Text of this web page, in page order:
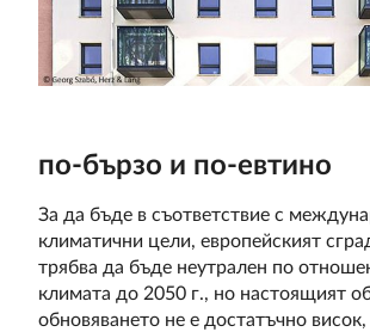
по-бързо и по-евтино
За да бъде в съответствие с
климатични цели, европейският
трябва да бъде неутрален по
климата до 2050 г., но настоящият
обновяването не е достатъчно висок,